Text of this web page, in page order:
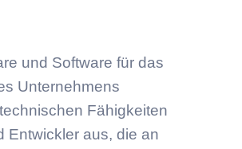
und Software für das
Unternehmens
Fähigkeiten
Entwickler aus, die an